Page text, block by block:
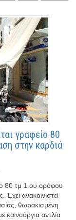
γραφείο 80
στην καρδιά
80 τμ 1 ου ορόφου
ανακαινιστεί
θωρακισμένη
αντλία